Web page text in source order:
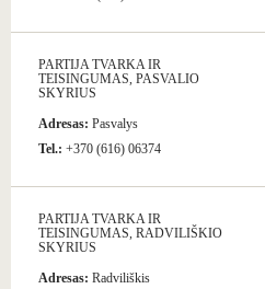
PARTIJA TVARKA IR
TEISINGUMAS, PASVALIO
SKYRIUS
Adresas: Pasvalys
Tel.: +370 (616) 06374
PARTIJA TVARKA IR
TEISINGUMAS, RADVILIŠKIO
SKYRIUS
Adresas: Radviliškis